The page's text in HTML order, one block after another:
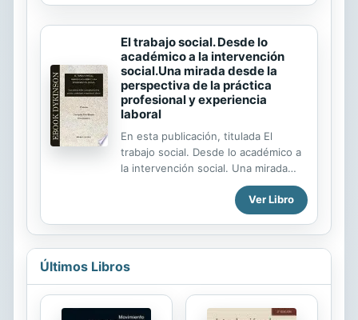
technical characteristics, dispersion,
forms, decoration, symbolism,
chronology, use and meaning.
El trabajo social. Desde lo
académico a la intervención
social.Una mirada desde la
perspectiva de la práctica
profesional y experiencia
laboral
En esta publicación, titulada El
trabajo social. Desde lo académico a
la intervención social. Una mirada
desde la perspectiva de la práctica
profesional y experiencia laboral.,
encontramos estudios sobre el
amplio campo en el que se
desenvuelve la vida diaria de estas
personas empeñadas en hacer de su
profesional, para servir a quienes
menos cuentan en el orden social y
Ver Libro
Últimos Libros